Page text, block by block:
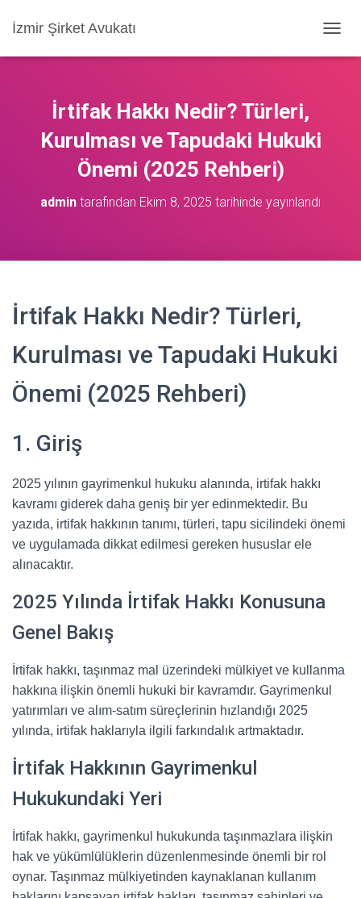
İzmir Şirket Avukatı
E
İrtifak Hakkı Nedir? Türleri,
Kurulması ve Tapudaki Hukuki
Önemi (2025 Rehberi)
admin tarafından Ekim 8, 2025 tarihinde yayınlandı
İrtifak Hakkı Nedir? Türleri,
Kurulması ve Tapudaki Hukuki
Önemi (2025 Rehberi)
1. Giriş
2025 yılının gayrimenkul hukuku alanında, irtifak hakkı
kavramı giderek daha geniş bir yer edinmektedir. Bu
yazıda, irtifak hakkının tanımı, türleri, tapu sicilindeki önemi
ve uygulamada dikkat edilmesi gereken hususlar ele
alınacaktır.
2025 Yılında İrtifak Hakkı Konusuna
Genel Bakış
İrtifak hakkı, taşınmaz mal üzerindeki mülkiyet ve kullanma
hakkına ilişkin önemli hukuki bir kavramdır. Gayrimenkul
yatırımları ve alım-satım süreçlerinin hızlandığı 2025
yılında, irtifak haklarıyla ilgili farkındalık artmaktadır.
İrtifak Hakkının Gayrimenkul
Hukukundaki Yeri
İrtifak hakkı, gayrimenkul hukukunda taşınmazlara ilişkin
hak ve yükümlülüklerin düzenlenmesinde önemli bir rol
oynar. Taşınmaz mülkiyetinden kaynaklanan kullanım